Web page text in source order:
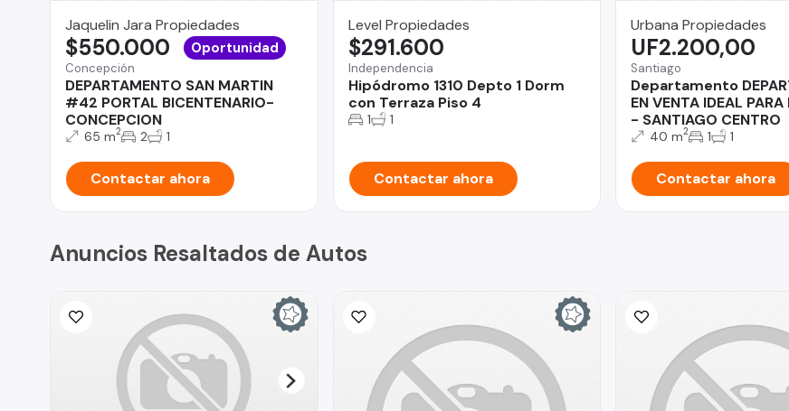
Jaquelin Jara Propiedades
Concepción
DEPARTAMENTO SAN MARTIN
#42 PORTAL BICENTENARIO-
CONCEPCION
$550.000 Oportunidad
65 m2 2 1
Contactar ahora
Level Propiedades
Independencia
Hipódromo 1310 Depto 1 Dorm
con Terraza Piso 4
$291.600
1 1
Contactar ahora
Urbana Propiedades
Santiago
Departamento
EN VENTA IDEAL PARA
- SANTIAGO CENTRO
UF2.200,00
40 m2 1 1
Contactar ahora
Anuncios Resaltados de Autos